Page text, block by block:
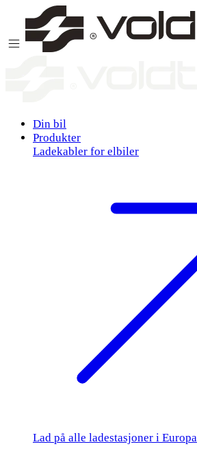
Gå til innhold
Din bil
Produkter
Ladekabler for elbiler
Lad på alle ladestasjoner i Europa